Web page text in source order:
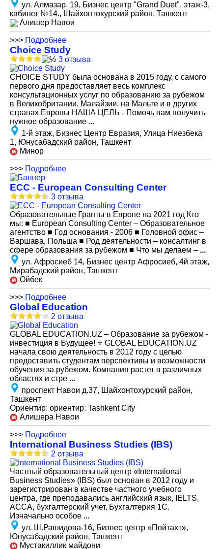
ул. Алмазар, 19, Бизнес центр "Grand Duet", этаж-3,
кабинет №14., Шайхонтохурский район, Ташкент
Алишер Навои
>>> Подробнее
Choice Study
3 отзыва
СHOICE STUDY была основана в 2015 году, с самого
первого дня предоставляет весь комплекс
консультационных услуг по образованию за рубежом
в Великобритании, Малайзии, на Мальте и в других
странах Европы НАША ЦЕЛЬ - Помочь вам получить
нужное образование ...
1-й этаж, Бизнес Центр Евразия, Улица Ниезбека
1, Юнусабадский район, Ташкент
Минор
>>> Подробнее
ECC - European Consulting Center
3 отзыва
Образовательные Гранты в Европе на 2021 год Кто
мы: ■ European Consulting Center – Образовательное
агентство ■ Год основания - 2006 ■ Головной офис –
Варшава, Польша ■ Род деятельности – консалтинг в
сфере образования за рубежом ■ Что мы делаем – ...
ул. Афросиеб 14, Бизнес центр Афросиеб, 4й этаж,
Мирабадский район, Ташкент
Ойбек
>>> Подробнее
Global Education
2 отзыва
GLOBAL EDUCATION.UZ – Образование за рубежом -
инвестиция в Будущее! ⭐️ GLOBAL EDUCATION.UZ
начала свою деятельность в 2012 году с целью
предоставить студентам перспективы и возможности
обучения за рубежом. Компания растет в различных
областях и стре ...
проспект Навои д.37, Шайхонтохурский район,
Ташкент
Ориентир: ориентир: Tashkent City
Алишера Навои
>>> Подробнее
International Business Studies (IBS)
2 отзыва
Частный образовательный центр «International
Business Studies» (IBS) был основан в 2012 году и
зарегистрирован в качестве частного учебного
центра, где преподавались английский язык, IELTS,
АССА, бухгалтерский учет, Бухгалтерия 1С.
Изначально особое ...
ул. Ш.Рашидова-16, Бизнес центр «Пойтахт»,
Юнусабадский район, Ташкент
Мустакиллик майдони